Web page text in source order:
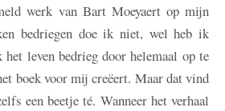
werk van Bart Moeyaert op mijn
bedriegen doe ik niet, wel heb ik
leven bedrieg door helemaal op te
boek voor mij creëert. Maar dat vind
een beetje té. Wanneer het verhaal